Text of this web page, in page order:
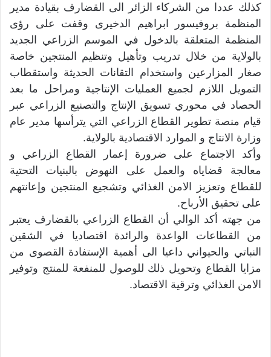
كذلك عددا من الشركاء الزائر الى القضارف بقيادة مدير
المنظمة بروفيسور ابراهيم الدخيرى وقفت على رؤى
المنظمة المتعلقة بالدخول في الموسم الزراعي الجديد
بالولاية من خلال تدريب وتأهيل وتنظيم المنتجين خاصة
صغار المزارعين واستخدام التقانات الحديثة واستقطاب
التمويل اللازم لجميع العمليات الإنتاجية ومراحل ما بعد
الحصاد في محوري تسويق الإنتاج والتصنيع الزراعي عبر
قيام منصة تطوير القطاع الزراعي التي يترأسها مدير عام
وزارة الانتاج و الموارد الاقتصادية بالولاية.
وأكد الاجتماع على ضرورة إعمار القطاع الزراعي و
معالجة قضاياه والعمل على النهوض بالبنيات التحتية
للقطاع وتعزيز الامن الغذائي وتشجيع المنتجين وإعانتهم
على تحقيق الأرباح.
من جهته أكد الوالي أن القطاع الزراعي بالقضارف يعتبر
من القطاعات الواعدة والرائدة اقتصاديا في الشقين
النباتي والحيواني داعيا الى أهمية الإستفادة القصوى من
مزايا القطاع وتحويل ذلك للوصول للمنفعة للمنتج وتوفير
الامن الغذائي وترقية الاقتصاد.